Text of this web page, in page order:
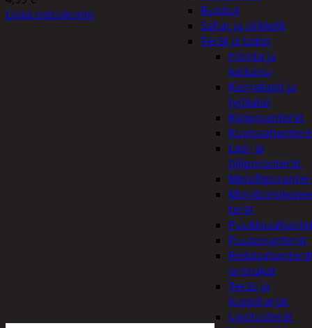
Ruiskut
Sahat ja sirkkelit
Terät ja laikat
Hionta ja
katkaisu
Kierretapit ja
työkalut
Kiviporanterät
Kuviosahanterä
Lasi- ja
tiiliporanterät
terät
Puuporanterät
ja istukat
Teräs ja
kuppiharjat
Upotusterät
Lisää ostoskoriin